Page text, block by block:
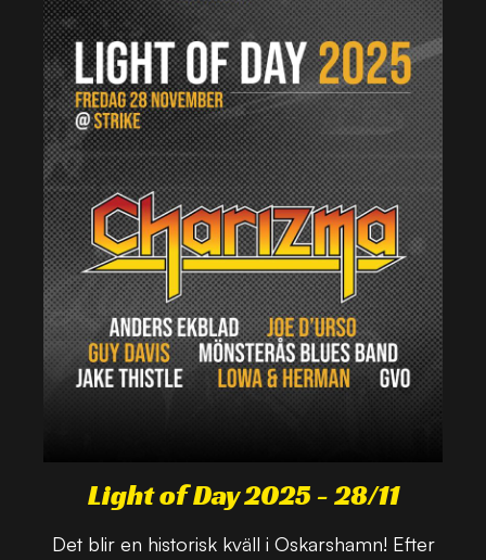
Light of Day 2025 - 28/11
Det blir en historisk kväll i Oskarshamn! Efter